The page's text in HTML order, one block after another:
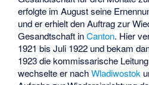
erfolgte im August seine
und er erhielt den Auftrag zur
Gesandtschaft inCanton. Hier
1921 bis Juli 1922 und bekam
1923 die kommissarische
wechselte er nachWladiwostok